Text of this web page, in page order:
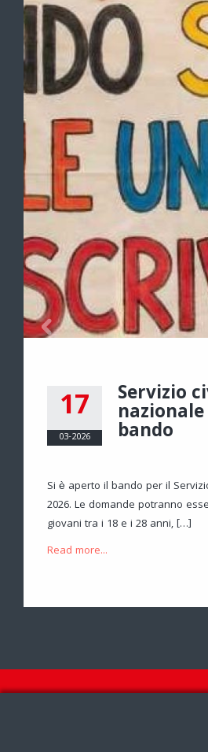
17
03-2026
Servizio
bando
Si è aperto il bando per il
2026. Le domande potranno
giovani tra i 18 e i 28 anni, […]
Read more...